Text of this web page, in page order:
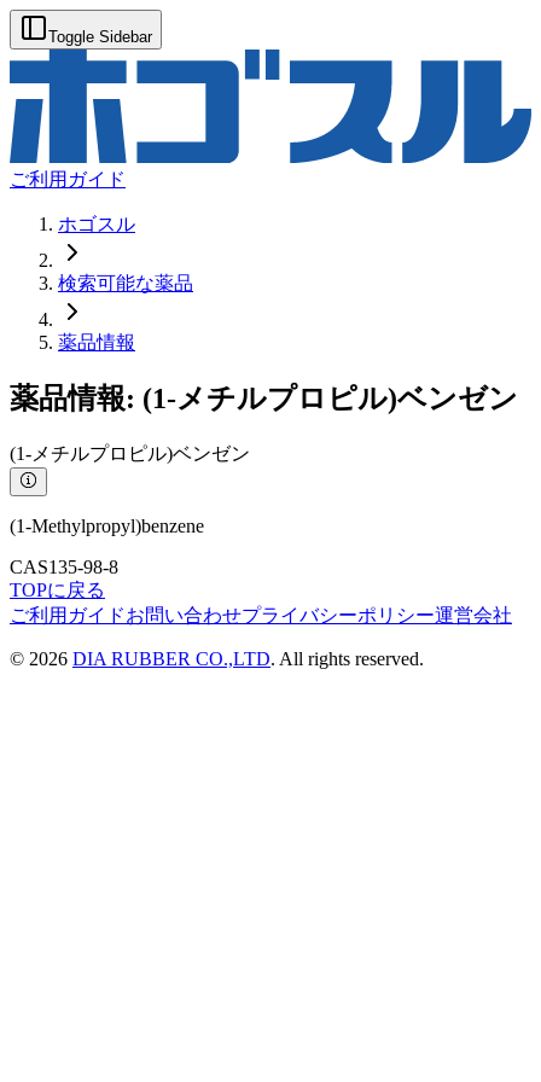
Toggle Sidebar
ご利用ガイド
ホゴスル
検索可能な薬品
薬品情報
薬品情報: (1-メチルプロピル)ベンゼン
(1-メチルプロピル)ベンゼン
(1-Methylpropyl)benzene
CAS135-98-8
TOPに戻る
ご利用ガイドお問い合わせプライバシーポリシー運営会社
© 2026 DIA RUBBER CO.,LTD. All rights reserved.